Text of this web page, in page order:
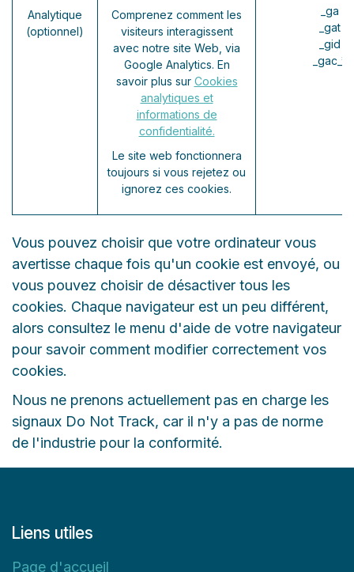
Analytique
(optionnel)
Comprenez comment les
visiteurs interagissent
avec notre site Web, via
Google Analytics. En
savoir plus sur Cookies
analytiques et
informations de
confidentialité.
Le site web fonctionnera
toujours si vous rejetez ou
ignorez ces cookies.
_ga
_gat
_gid
Vous pouvez choisir que votre ordinateur vous
avertisse chaque fois qu'un cookie est envoyé, ou
vous pouvez choisir de désactiver tous les
cookies. Chaque navigateur est un peu différent,
alors consultez le menu d'aide de votre navigateur
pour savoir comment modifier correctement vos
cookies.
Nous ne prenons actuellement pas en charge les
signaux Do Not Track, car il n'y a pas de norme
de l'industrie pour la conformité.
Liens utiles
Page d'accueil